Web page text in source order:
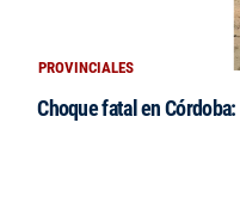
PROVINCIALES
Choque fatal en